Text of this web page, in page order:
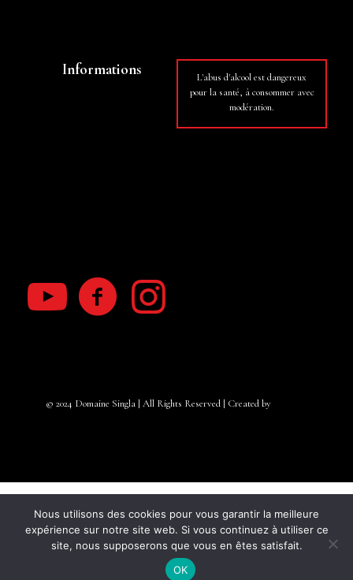
Informations
L'abus d'alcool est dangereux
pour la santé, à consommer avec
modération.
© 2024 Domaine Singla | All Rights Reserved | Created by
Français English( Anglais)
Nous utilisons des cookies pour vous garantir la meilleure
expérience sur notre site web. Si vous continuez à utiliser ce
site, nous supposerons que vous en êtes satisfait.
OK